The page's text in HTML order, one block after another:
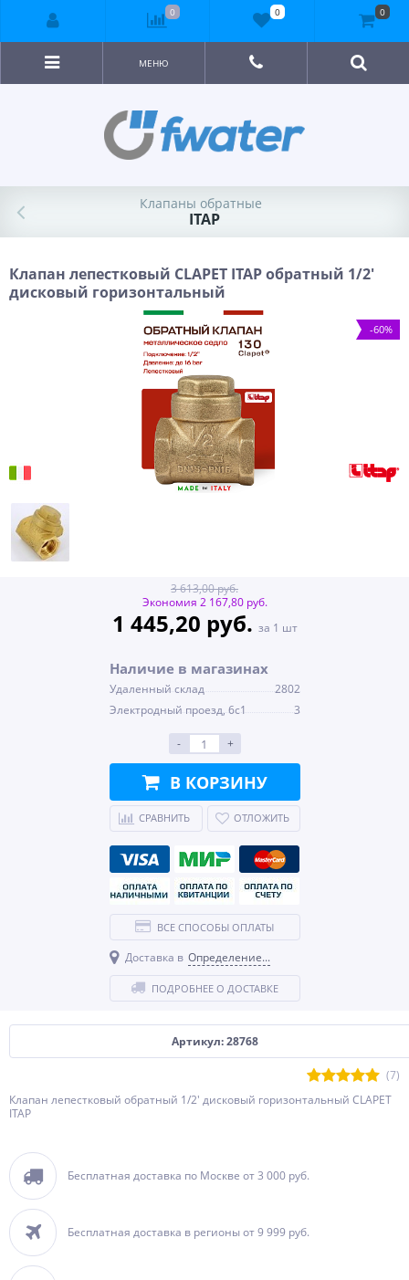
МЕНЮ
Клапаны обратные
ITAP
Клапан лепестковый CLAPET ITAP обратный 1/2'
дисковый горизонтальный
-60%
Артикул: 28768
(7)
Клапан лепестковый обратный 1/2' дисковый горизонтальный CLAPET
ITAP
Бесплатная доставка по Москве от 3 000 руб.
Бесплатная доставка в регионы от 9 999 руб.
3 613,00 руб.
Экономия 2 167,80 руб.
1 445,20 руб. за 1 шт
Наличие в магазинах
Удаленный склад
2802
Электродный проезд, 6с1
3
- +
В КОРЗИНУ
СРАВНИТЬ ОТЛОЖИТЬ
ВСЕ СПОСОБЫ ОПЛАТЫ
Доставка в Определение...
ПОДРОБНЕЕ О ДОСТАВКЕ
0 0 0